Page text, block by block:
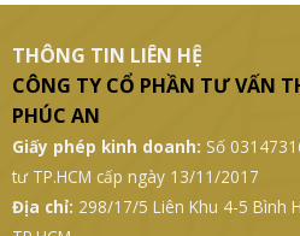
THÔNG TIN LIÊN HỆ
CÔNG TY CỔ PHẦN TƯ VẤN
PHÚC AN
Giấy phép kinh doanh: Số
tư TP.HCM cấp ngày 13/11/2017
Địa chỉ: 298/17/5 Liên Khu 4-5 Bình